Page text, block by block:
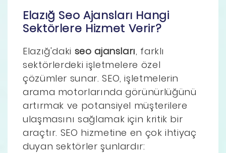
Elazığ Seo Ajansları Hangi
Sektörlere Hizmet Verir?
Elazığ'daki seo ajansları, farklı
sektörlerdeki işletmelere özel
çözümler sunar. SEO, işletmelerin
arama motorlarında görünürlüğünü
artırmak ve potansiyel müşterilere
ulaşmasını sağlamak için kritik bir
araçtır. SEO hizmetine en çok ihtiyaç
duyan sektörler şunlardır: